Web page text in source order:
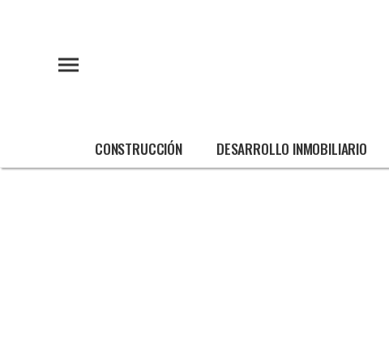
CONSTRUCCIÓN DESARROLLO INMOBILIARIO